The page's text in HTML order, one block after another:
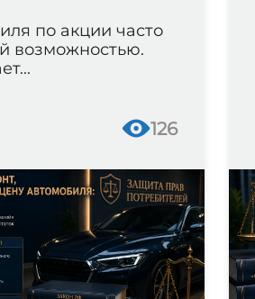
по акции часто
возможностью.
126